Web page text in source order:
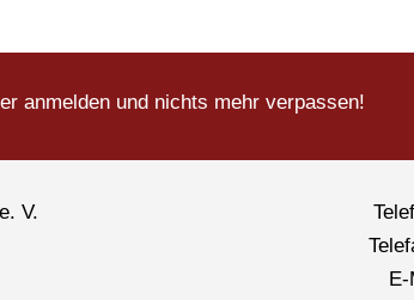
anmelden und nichts mehr verpassen!
V.
E-